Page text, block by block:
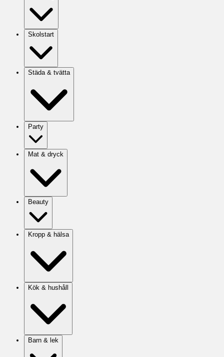
Skolstart
Städa & tvätta
Party
Mat & dryck
Beauty
Kropp & hälsa
Kök & hushåll
Barn & lek